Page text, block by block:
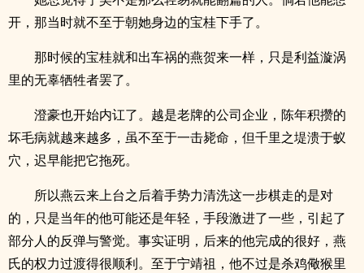
开，那当时就不至于朝她身边的宝桂下手了。
那时候的宝桂就和出车祸的燕贺来一样，只是利益漩涡
里的无辜牺牲者罢了。
澄豪也开始内讧了。越是老牌的公司企业，陈年积攒的
坏毛病就越来越多，虽不至于一击毙命，但千里之堤溃于蚁
穴，迟早能把它拖死。
所以燕云来上台之后着手势力清洗这一步棋走的是对
的，只是当年的他可能还是年轻，手段激进了一些，引起了
部分人的反弹与警觉。事实证明，后来的他完成的很好，燕
氏的权力过渡得很顺利。至于宁靖祖，他不过是杀鸡儆猴里